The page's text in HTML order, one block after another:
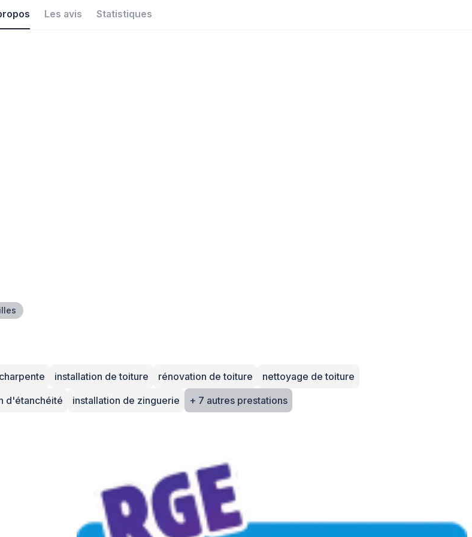
Les avis Statistiques
villes
installation de toiture rénovation de toiture
nettoyage de toiture
d'étanchéité installation de zinguerie + 7 autres prestations